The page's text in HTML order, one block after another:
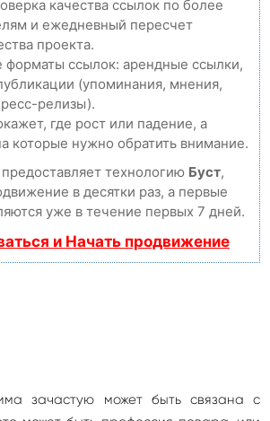
качества ссылок по более
и ежедневный пересчет
проекта.
ссылок: арендные ссылки,
(упоминания, мнения,
релизы).
где рост или падение, а
которые нужно обратить внимание.
технологию Буст,
в десятки раз, а первые
уже в течение первых 7 дней.
и Начать продвижение
зачастую может быть связана с